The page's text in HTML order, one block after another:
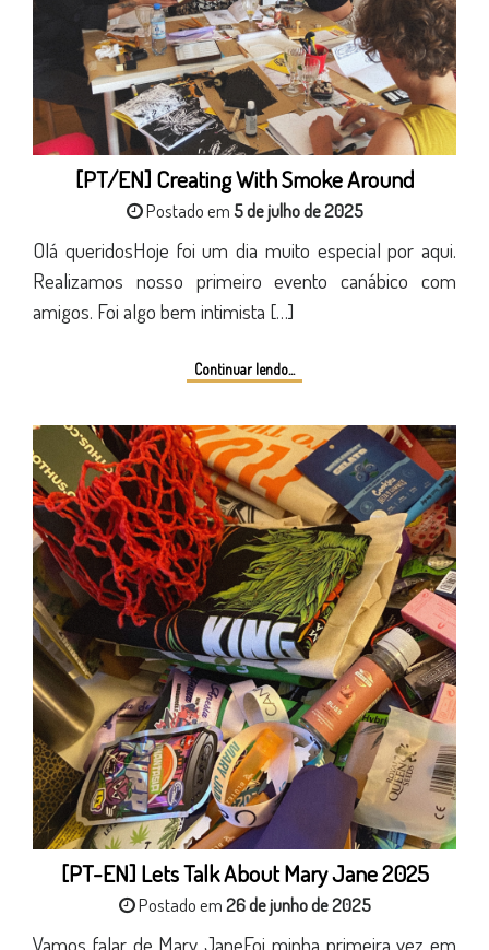
[PT/EN] Creating With Smoke Around
Postado em 5 de julho de 2025
Olá queridosHoje foi um dia muito especial por aqui.
Realizamos nosso primeiro evento canábico com
amigos. Foi algo bem intimista […]
Continuar lendo...
[PT-EN] Lets Talk About Mary Jane 2025
Postado em26 de junho de 2025
Vamos falar de Mary JaneFoi minha primeira vez em